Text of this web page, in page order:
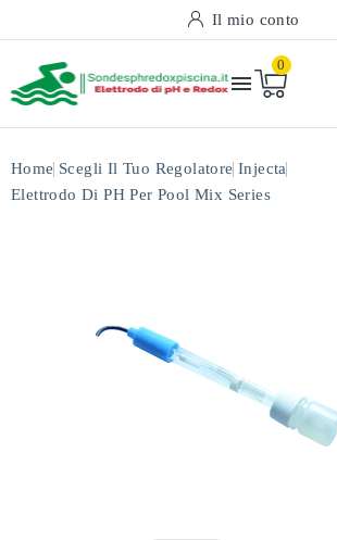
Il mio conto

0
Home Scegli Il Tuo Regolatore Injecta
Elettrodo Di PH Per Pool Mix Series